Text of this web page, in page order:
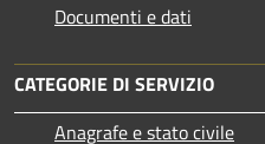
Documenti e dati
CATEGORIE DI SERVIZIO
Anagrafe e stato civile